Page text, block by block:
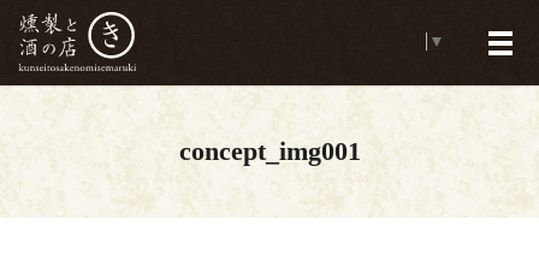
▼
メ
concept_img001